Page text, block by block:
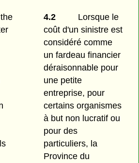
4.2
Lorsque le
coût d'un sinistre est
considéré comme
un fardeau financier
déraisonnable pour
une petite
entreprise, pour
certains organismes
à but non lucratif ou
pour des
particuliers, la
Province du